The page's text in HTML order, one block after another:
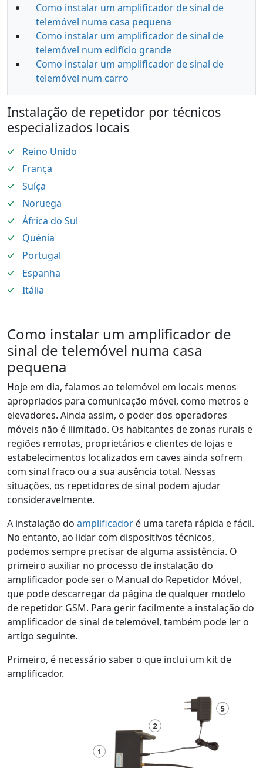
Como instalar um amplificador de sinal de
telemóvel numa casa pequena
Como instalar um amplificador de sinal de
telemóvel num edifício grande
Como instalar um amplificador de sinal de
telemóvel num carro
Instalação de repetidor por técnicos
especializados locais
Reino Unido
França
Suíça
Noruega
África do Sul
Quénia
Portugal
Espanha
Itália
Como instalar um amplificador de
sinal de telemóvel numa casa
pequena
Hoje em dia, falamos ao telemóvel em locais menos
apropriados para comunicação móvel, como metros e
elevadores. Ainda assim, o poder dos operadores
móveis não é ilimitado. Os habitantes de zonas rurais e
regiões remotas, proprietários e clientes de lojas e
estabelecimentos localizados em caves ainda sofrem
com sinal fraco ou a sua ausência total. Nessas
situações, os repetidores de sinal podem ajudar
consideravelmente.
A instalação do amplificador é uma tarefa rápida e fácil.
No entanto, ao lidar com dispositivos técnicos,
podemos sempre precisar de alguma assistência. O
primeiro auxiliar no processo de instalação do
amplificador pode ser o Manual do Repetidor Móvel,
que pode descarregar da página de qualquer modelo
de repetidor GSM. Para gerir facilmente a instalação do
amplificador de sinal de telemóvel, também pode ler o
artigo seguinte.
Primeiro, é necessário saber o que inclui um kit de
amplificador.